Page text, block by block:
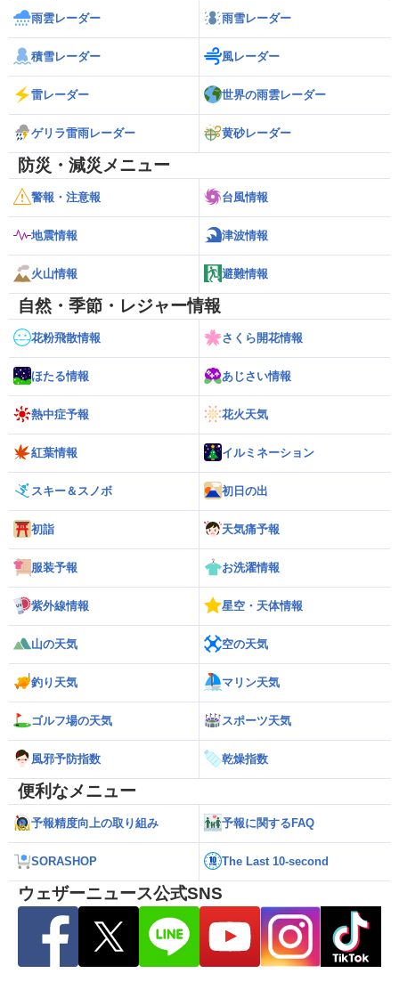
雨雲レーダー 雨雪レーダー
積雪レーダー 風レーダー
雷レーダー 世界の雨雲レーダー
ゲリラ雷雨レーダー 黄砂レーダー
防災・減災メニュー
警報・注意報 台風情報
地震情報 津波情報
火山情報 避難情報
自然・季節・レジャー情報
花粉飛散情報 さくら開花情報
ほたる情報 あじさい情報
熱中症予報 花火天気
紅葉情報 イルミネーション
スキー＆スノボ 初日の出
初詣 天気痛予報
服装予報 お洗濯情報
紫外線情報 星空・天体情報
山の天気 空の天気
釣り天気 マリン天気
ゴルフ場の天気 スポーツ天気
風邪予防指数 乾燥指数
便利なメニュー
予報精度向上の取り組み 予報に関するFAQ
SORASHOP The Last 10-second
ウェザーニュース公式SNS